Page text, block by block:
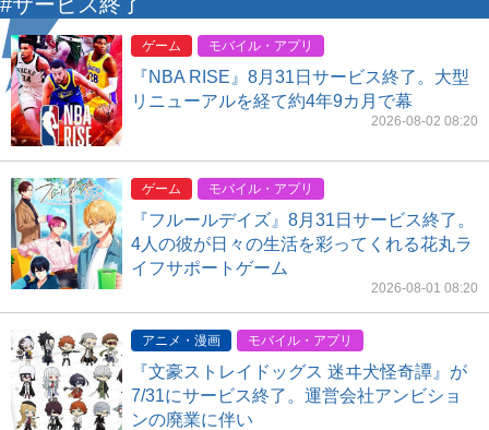
ゲーム モバイル・アプリ
『NBA RISE』8月31日サービス終了。大型
リニューアルを経て約4年9カ月で幕
2026-08-02 08:20
ゲーム モバイル・アプリ
『フルールデイズ』8月31日サービス終了。
4人の彼が日々の生活を彩ってくれる花丸ラ
イフサポートゲーム
2026-08-01 08:20
アニメ・漫画 モバイル・アプリ
『文豪ストレイドッグス 迷ヰ犬怪奇譚』が
7/31にサービス終了。運営会社アンビショ
ンの廃業に伴い